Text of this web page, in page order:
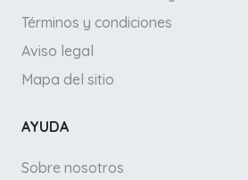
Términos y condiciones
Aviso legal
Mapa del sitio
AYUDA
Sobre nosotros